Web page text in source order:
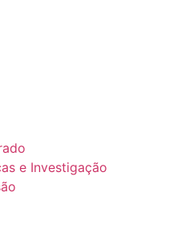
e Investigação